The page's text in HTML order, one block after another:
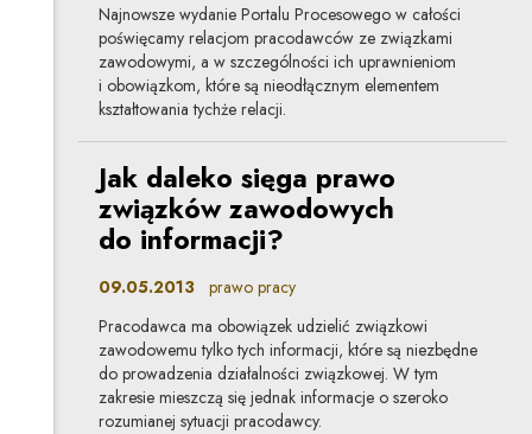
Najnowsze wydanie Portalu Procesowego w całości
poświęcamy relacjom pracodawców ze związkami
zawodowymi, a w szczególności ich uprawnieniom
i obowiązkom, które są nieodłącznym elementem
kształtowania tychże relacji.
Jak daleko sięga prawo
związków zawodowych
do informacji?
09.05.2013 prawo pracy
Pracodawca ma obowiązek udzielić związkowi
zawodowemu tylko tych informacji, które są niezbędne
do prowadzenia działalności związkowej. W tym
zakresie mieszczą się jednak informacje o szeroko
rozumianej sytuacji pracodawcy.